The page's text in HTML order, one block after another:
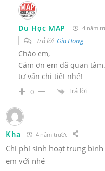
Du Học MAP 4 năm
Trả lời Gia Hong
Chào em,
Cảm ơn em đã quan
tư vấn chi tiết nhé!
0 Trả lời
Kha 4 năm trước
Chi phí sinh hoạt trung
em với nhé